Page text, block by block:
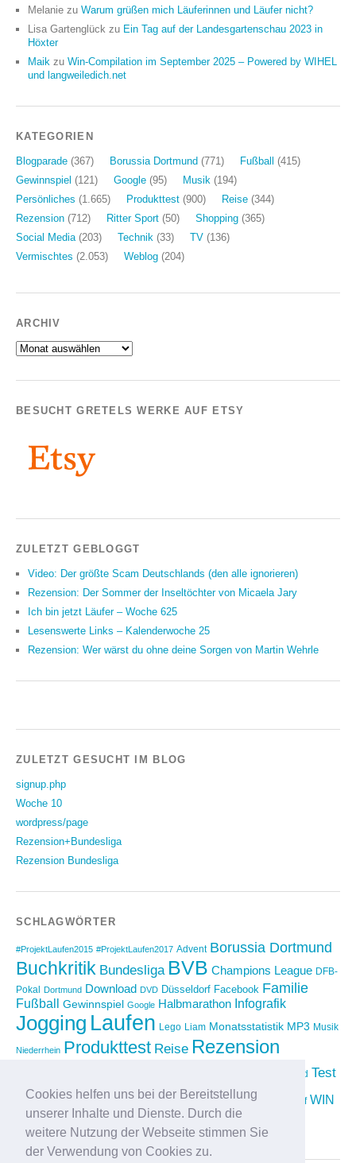
Cookies helfen uns bei der Bereitstellung
unserer Inhalte und Dienste. Durch die
weitere Nutzung der Webseite stimmen Sie
der Verwendung von Cookies zu.
Melanie zu Warum grüßen mich Läuferinnen und Läufer nicht?
Lisa Gartenglück zu Ein Tag auf der Landesgartenschau 2023 in
Höxter
Maik zu Win-Compilation im September 2025 – Powered by WIHEL
und langweiledich.net
KATEGORIEN
Blogparade (367) Borussia Dortmund (771) Fußball
(415)
Gewinnspiel (121) Google (95) Musik (194)
Persönliches (1.665) Produkttest (900) Reise (344)
Rezension (712) Ritter Sport (50) Shopping (365)
Social Media(203) Technik (33) TV (136)
Vermischtes (2.053) Weblog (204)
ARCHIV
Archiv
BESUCHT GRETELS WERKE AUF ETSY
ZULETZT GEBLOGGT
Video: Der größte Scam Deutschlands (den alle ignorieren)
Rezension: Der Sommer der Inseltöchter von Micaela Jary
Ich bin jetzt Läufer – Woche 625
Lesenswerte Links – Kalenderwoche 25
Rezension: Wer wärst du ohne deine Sorgen von Martin Wehrle
ZULETZT GESUCHT IM BLOG
signup.php
Woche 10
wordpress/page
Rezension+Bundesliga
Rezension Bundesliga
SCHLAGWÖRTER
#ProjektLaufen2015 #ProjektLaufen2017 Advent Borussia Dortmund
Buchkritik Bundesliga BVB Champions League DFB-
Pokal
Dortmund Download DVD Düsseldorf Facebook Familie
Fußball Gewinnspiel Google Halbmarathon Infografik
Jogging Laufen Lego Liam Monatsstatistik MP3 Musik
Niederrhein Produkttest Reise Rezension
sponsored Test
Twitter Urlaub Video vimeo Weihnachten Wettkampf WIN
Compilation
YouTube